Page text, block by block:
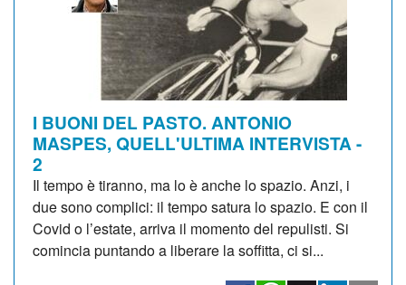
I BUONI DEL PASTO. ANTONIO
MASPES, QUELL'ULTIMA INTERVISTA -
2
Il tempo è tiranno, ma lo è anche lo spazio. Anzi, i
due sono complici: il tempo satura lo spazio. E con il
Covid o l’estate, arriva il momento del repulisti. Si
comincia puntando a liberare la soffitta, ci si...